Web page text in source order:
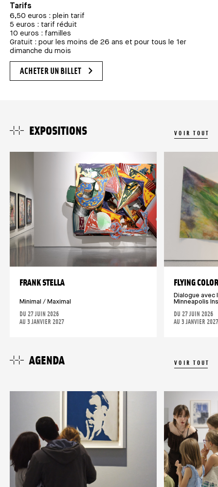
Tarifs
6,50 euros : plein tarif
5 euros : tarif réduit
10 euros : familles
Gratuit : pour les moins de 26 ans et pour tous le 1er
dimanche du mois
ACHETER UN BILLET
EXPOSITIONS VOIR TOUT
FRANK STELLA
Minimal / Maximal
DU 27 JUIN 2026
AU 3 JANVIER 2027
FLYING
Dialogue
Minneapolis
DU 27 JUIN 2026
AU 3 JANVIER
AGENDA VOIR TOUT